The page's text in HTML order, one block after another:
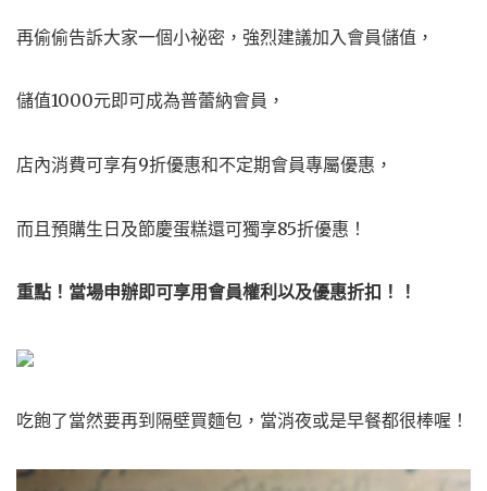
再偷偷告訴大家一個小祕密，強烈建議加入會員儲值，
儲值1000元即可成為普蕾納會員，
店內消費可享有9折優惠和不定期會員專屬優惠，
而且預購生日及節慶蛋糕還可獨享85折優惠！
重點！當場申辦即可享用會員權利以及優惠折扣！！
吃飽了當然要再到隔壁買麵包，當消夜或是早餐都很棒喔！